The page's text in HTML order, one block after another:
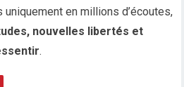
en millions d’écoutes,
nouvelles libertés et
.